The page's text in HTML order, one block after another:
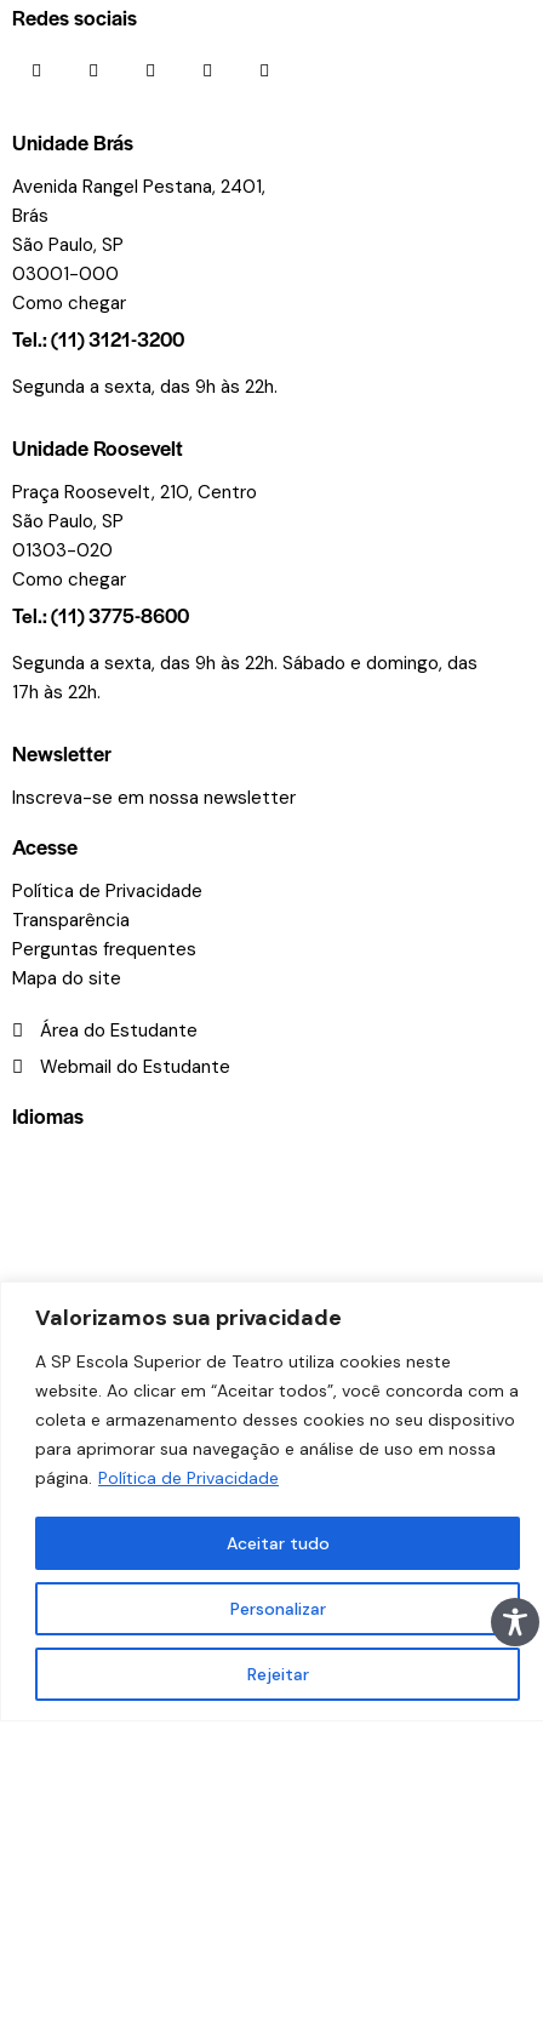
Valorizamos sua privacidade
A SP Escola Superior de Teatro utiliza cookies neste
website. Ao clicar em “Aceitar todos”, você concorda com a
coleta e armazenamento desses cookies no seu dispositivo
para aprimorar sua navegação e análise de uso em nossa
página. Política de Privacidade
Personalizar
Rejeitar
Aceitar tudo
Redes sociais
Unidade Brás
Avenida Rangel Pestana, 2401,
Brás
São Paulo, SP
03001-000
Como chegar
Tel.: (11) 3121-3200
Segunda a sexta, das 9h às 22h.
Unidade Roosevelt
Praça Roosevelt, 210, Centro
São Paulo, SP
01303-020
Como chegar
Tel.: (11) 3775-8600
Segunda a sexta, das 9h às 22h. Sábado e domingo, das
17h às 22h.
Newsletter
Inscreva-se em nossa newsletter
Acesse
Política de Privacidade
Transparência
Perguntas frequentes
Mapa do site
Área do Estudante
Webmail do Estudante
Idiomas
Artes do Palco. Todos os direitos reservados.
Desenvolvido por
Estúdio Copacabana